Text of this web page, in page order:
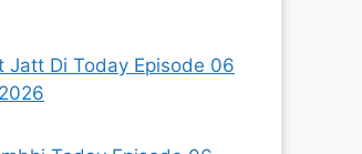
Jatt Di Today Episode 06